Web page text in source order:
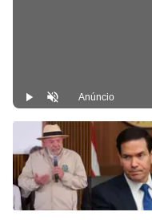
Play DesmutarAnúncio